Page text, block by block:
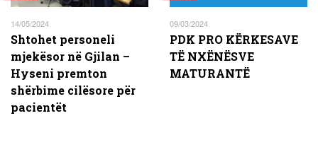
14/05/2024
Shtohet personeli
mjekësor në Gjilan –
Hyseni premton
shërbime cilësore për
pacientët
09/03/2024
PDK PRO KËRKESAVE
TË NXËNËSVE
MATURANTË